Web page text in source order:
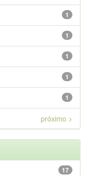
1
1
1
1
1
próximo >
17